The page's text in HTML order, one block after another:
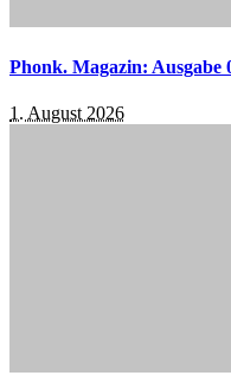
Phonk. Magazin: Ausgabe
1. August 2026